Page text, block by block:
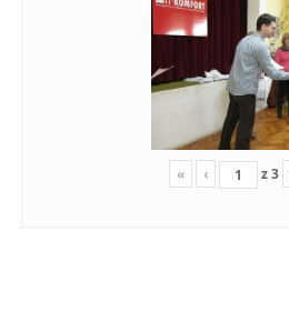
« ‹ z3